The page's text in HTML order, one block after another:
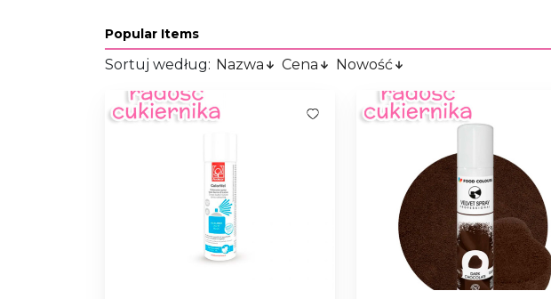
Popular Items
Sortuj według: Nazwa Cena Nowość